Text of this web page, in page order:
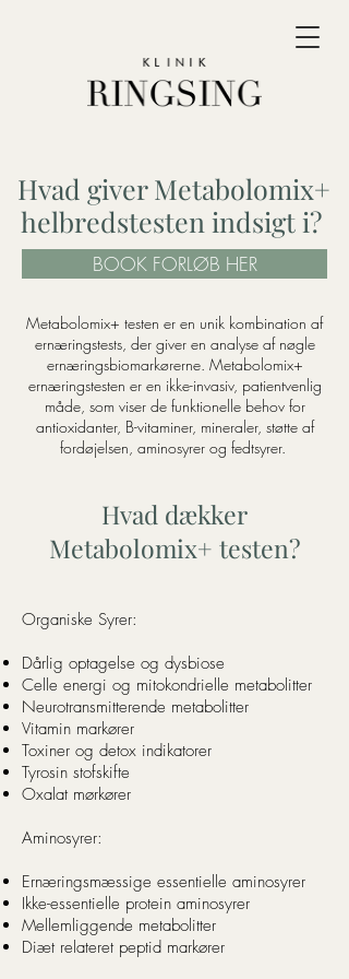
Hvad giver Metabolomix+
helbredstesten indsigt i?
BOOK FORLØB HER
Metabolomix+ testen er en unik kombination af
ernæringstests, der giver en analyse af nøgle
ernæringsbiomarkørerne. Metabolomix+
ernæringstesten er en ikke-invasiv, patientvenlig
måde, som viser de funktionelle behov for
antioxidanter, B-vitaminer, mineraler, støtte af
fordøjelsen, aminosyrer og fedtsyrer.
Hvad dækker
Metabolomix+ testen?
Organiske Syrer:
Dårlig optagelse og dysbiose
Celle energi og mitokondrielle metabolitter
Neurotransmitterende metabolitter
Vitamin markører
Toxiner og detox indikatorer
Tyrosin stofskifte
Oxalat mørkører
Aminosyrer:
Ernæringsmæssige essentielle aminosyrer
Ikke-essentielle protein aminosyrer
Mellemliggende metabolitter
Diæt relateret peptid markører